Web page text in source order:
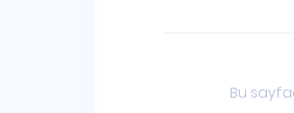
Bu